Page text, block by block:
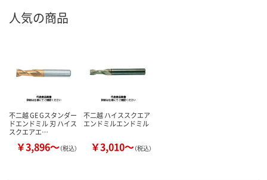
人気の商品
不二越 GE Gスタンダー
ドエンドミル 刃 ハイス
スクエアエ…
￥3,896～（税込）
不二越 ハイススクエア
エンドミルエンドミル
￥3,010～（税込）